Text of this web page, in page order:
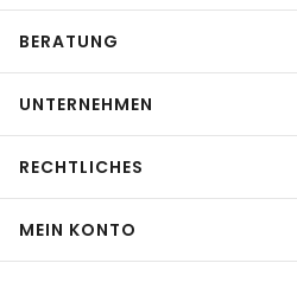
BERATUNG
UNTERNEHMEN
RECHTLICHES
MEIN KONTO